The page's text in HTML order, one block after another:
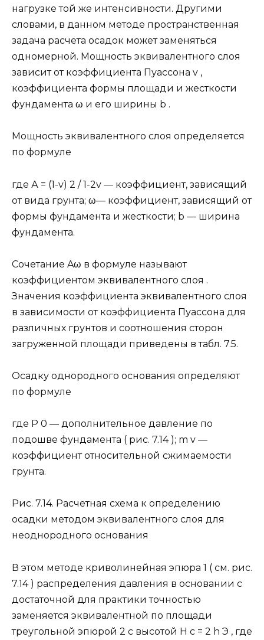
нагрузке той же интенсивности. Другими
словами, в данном методе пространственная
задача расчета осадок может заменяться
одномерной. Мощность эквивалентного слоя
зависит от коэффициента Пуассона v ,
коэффициента формы площади и жесткости
фундамента ω и его ширины b .
Мощность эквивалентного слоя определяется
по формуле
где А = (1-v) 2 / 1-2v — коэффициент, зависящий
от вида грунта; ω— коэффициент, зависящий от
формы фундамента и жесткости; b — ширина
фундамента.
Сочетание Aω в формуле называют
коэффициентом эквивалентного слоя .
Значения коэффициента эквивалентного слоя
в зависимости от коэффициента Пуассона для
различных грунтов и соотношения сторон
загруженной площади приведены в табл. 7.5.
Осадку однородного основания определяют
по формуле
где Р 0 — дополнительное давление по
подошве фундамента ( рис. 7.14 ); m v —
коэффициент относительной сжимаемости
грунта.
Рис. 7.14. Расчетная схема к определению
осадки методом эквивалентного слоя для
неоднородного основания
В этом методе криволинейная эпюра 1 ( см. рис.
7.14 ) распределения давления в основании с
достаточной для практики точностью
заменяется эквивалентной по площади
треугольной эпюрой 2 с высотой Н с = 2 h Э , где